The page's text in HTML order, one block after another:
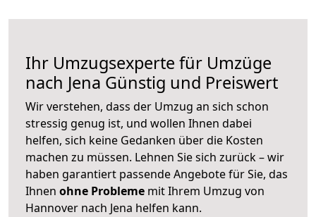
Ihr Umzugsexperte für Umzüge
nach Jena Günstig und Preiswert
Wir verstehen, dass der Umzug an sich schon
stressig genug ist, und wollen Ihnen dabei
helfen, sich keine Gedanken über die Kosten
machen zu müssen. Lehnen Sie sich zurück – wir
haben garantiert passende Angebote für Sie, das
Ihnen ohne Probleme mit Ihrem Umzug von
Hannover nach Jena helfen kann.